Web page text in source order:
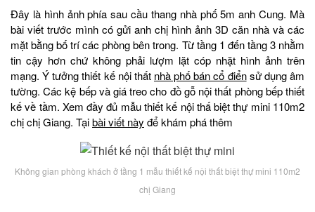
Đây là hình ảnh phía sau cầu thang nhà phố 5m anh Cung. Mà
bài viết trước mình có gửi anh chị hình ảnh 3D căn nhà và các
mặt bằng bố trí các phòng bên trong. Từ tầng 1 đến tầng 3 nhằm
tin cậy hơn chứ không phải lượm lặt cóp nhặt hình ảnh trên
mạng. Ý tưởng thiết kế nội thất nhà phố bán cổ điểnsử dụng âm
tường. Các kệ bếp và giá treo cho đồ gỗ nội thất phòng bếp thiết
kế về tầm. Xem đầy đủ mẫu thiết kế nội thấ biệt thự mini 110m2
chị chị Giang. Tạibài viết này để khám phá thêm
Không gian phòng khách ở tầng 1 mẫu thiết kế nội thất biệt thự mini 110m2
chị Giang